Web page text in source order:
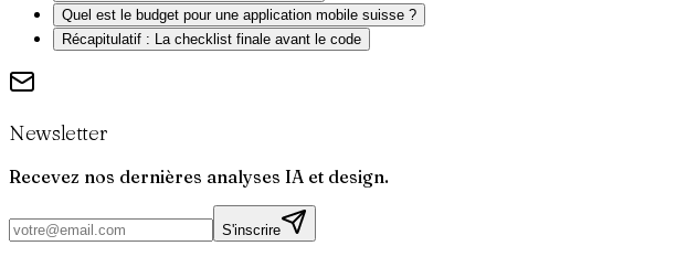
Quel est le budget pour une application mobile suisse ?
Récapitulatif : La checklist finale avant le code
Newsletter
Recevez nos dernières analyses IA et design.
S'inscrire